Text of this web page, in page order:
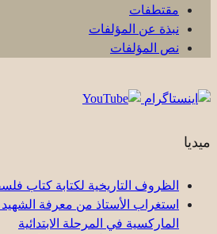
مقتطفات
نبذة عن المؤلفات
نص المؤلفات
ميديا
الظروف التاريخية لكتابة كتاب
استغراب الأستاذ من معرفة
الماركسية في المرحلة الابتدائية